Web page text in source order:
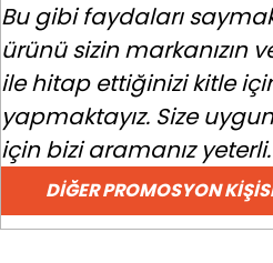
Bu gibi faydaları
ürünü sizin markanızın
ile hitap ettiğinizi kitle
yapmaktayız. Size
için bizi aramanız yeterli.
DIĞER PROMOSYON